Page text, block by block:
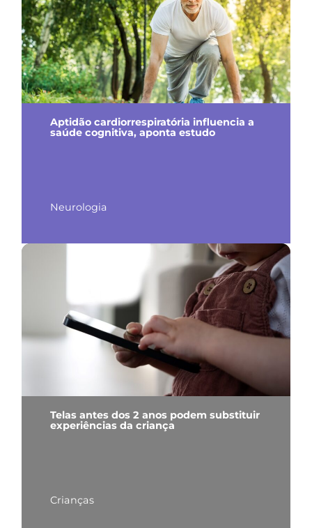
Aptidão cardiorrespiratória influencia a
saúde cognitiva, aponta estudo
Neurologia
Telas antes dos 2 anos podem substituir
experiências da criança
Crianças